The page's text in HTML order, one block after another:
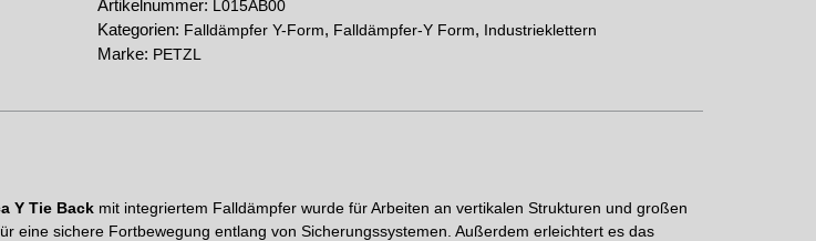
Artikelnummer: L015AB00
Kategorien: Falldämpfer Y-Form, Falldämpfer-Y Form, Industrieklettern
Marke: PETZL
Y Tie Back mit integriertem Falldämpfer wurde für Arbeiten an vertikalen Strukturen und großen
eine sichere Fortbewegung entlang von Sicherungssystemen. Außerdem erleichtert es das